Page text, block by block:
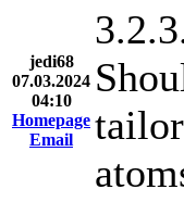
jedi68
07.03.2024
04:10
Homepage
Email